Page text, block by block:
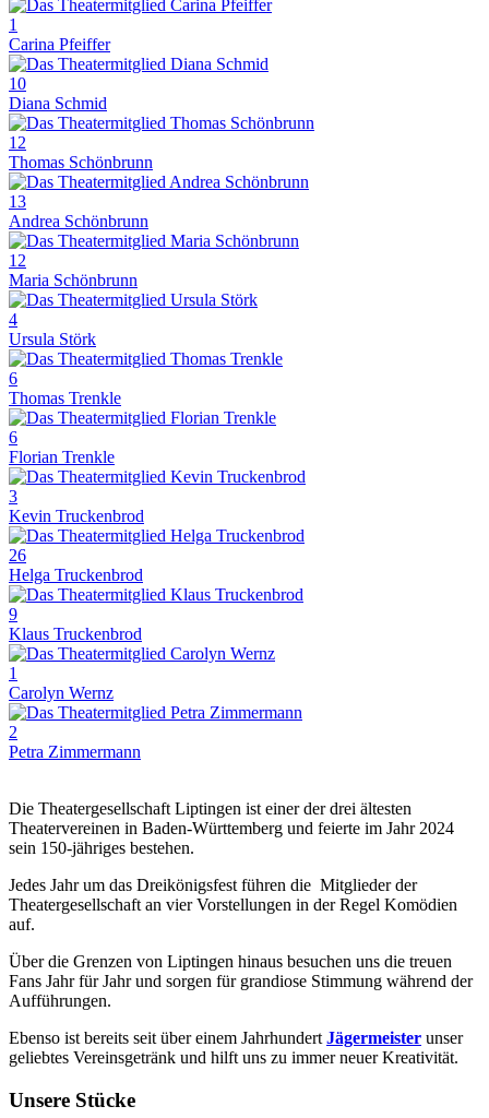
1
Carina Pfeiffer
10
Diana Schmid
12
Thomas Schönbrunn
13
Andrea Schönbrunn
12
Maria Schönbrunn
4
Ursula Störk
6
Thomas Trenkle
6
Florian Trenkle
3
Kevin Truckenbrod
26
Helga Truckenbrod
9
Klaus Truckenbrod
1
Carolyn Wernz
2
Petra Zimmermann
Die Theatergesellschaft Liptingen ist einer der drei ältesten
Theatervereinen in Baden-Württemberg und feierte im Jahr 2024
sein 150-jähriges bestehen.
Jedes Jahr um das Dreikönigsfest führen die Mitglieder der
Theatergesellschaft an vier Vorstellungen in der Regel Komödien
auf.
Über die Grenzen von Liptingen hinaus besuchen uns die treuen
Fans Jahr für Jahr und sorgen für grandiose Stimmung während der
Aufführungen.
Ebenso ist bereits seit über einem JahrhundertJägermeister unser
geliebtes Vereinsgetränk und hilft uns zu immer neuer Kreativität.
Unsere Stücke